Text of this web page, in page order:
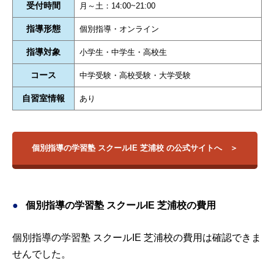
受付時間 月～土：14:00~21:00
指導形態 個別指導・オンライン
指導対象 小学生・中学生・高校生
コース 中学受験・高校受験・大学受験
自習室情報 あり
個別指導の学習塾 スクールIE 芝浦校 の公式サイトへ
個別指導の学習塾 スクールIE 芝浦校の費用
個別指導の学習塾 スクールIE 芝浦校の費用は確認できま
せんでした。